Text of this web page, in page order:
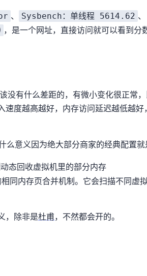
、 Sysbench：单线程 5614.62 、
，GB5是一个网址，直接访问就可以看到分
有什么差距的，有微小变化很正常，比如
和写入速度越高越好，内存访问延迟越低越
意义(因为绝大部分商家的经典配置就是开
动态回收虚拟机里的部分内存
内核的“相同内存页合并”机制。它会扫描不
，除非是杜甫，不然都会开的。